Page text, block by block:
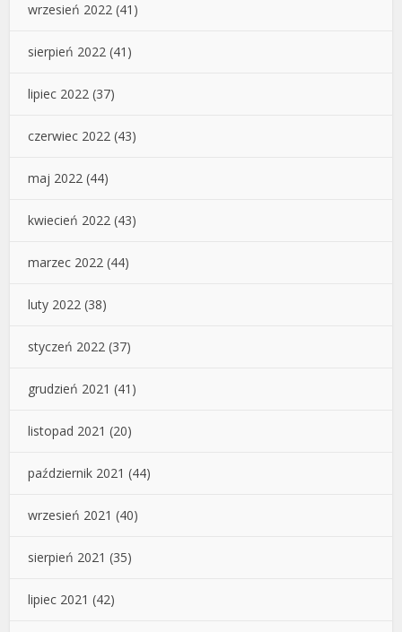
wrzesień 2022 (41)
sierpień 2022 (41)
lipiec 2022 (37)
czerwiec 2022 (43)
maj 2022 (44)
kwiecień 2022 (43)
marzec 2022 (44)
luty 2022 (38)
styczeń 2022 (37)
grudzień 2021 (41)
listopad 2021 (20)
październik 2021 (44)
wrzesień 2021 (40)
sierpień 2021 (35)
lipiec 2021 (42)